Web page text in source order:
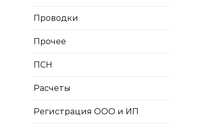
Проводки
Прочее
ПСН
Расчеты
Регистрация ООО и ИП